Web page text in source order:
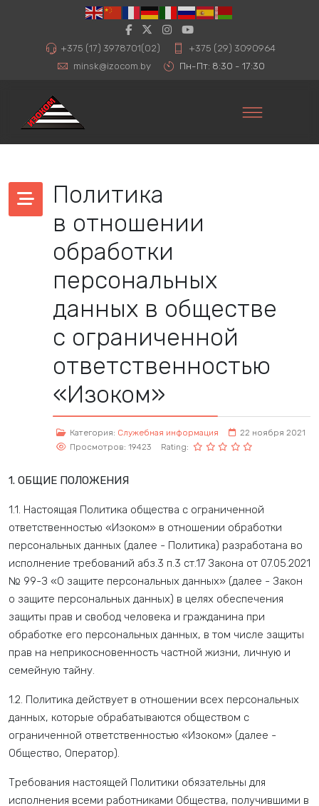
+375 (17) 3978701(02)
+375 (29) 3090964
minsk@izocom.by
Пн-Пт: 8:30 - 17:30
Политика
в отношении
обработки
персональных
данных в обществе
с ограниченной
ответственностью
«Изоком»
Категория: Служебная информация
22 ноября 2021
Просмотров: 19423
Rating:
1. ОБЩИЕ ПОЛОЖЕНИЯ
1.1. Настоящая Политика общества с ограниченной
ответственностью «Изоком» в отношении обработки
персональных данных (далее - Политика) разработана во
исполнение требований абз.3 п.3 ст.17 Закона от 07.05.2021
№ 99-З «О защите персональных данных» (далее - Закон
о защите персональных данных) в целях обеспечения
защиты прав и свобод человека и гражданина при
обработке его персональных данных, в том числе защиты
прав на неприкосновенность частной жизни, личную и
семейную тайну.
1.2. Политика действует в отношении всех персональных
данных, которые обрабатываются обществом с
ограниченной ответственностью «Изоком» (далее -
Общество, Оператор).
Требования настоящей Политики обязательны для
исполнения всеми работниками Общества, получившими в